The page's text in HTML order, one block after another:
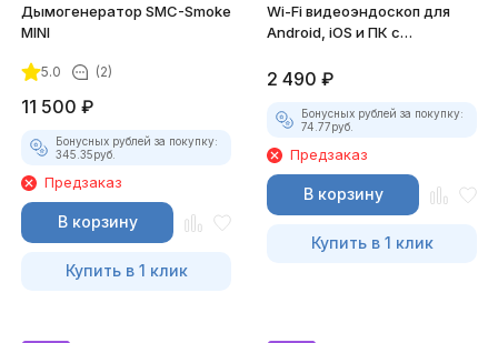
Дымогенератор SMC-Smoke
MINI
5.0 (2)
11 500 ₽
Бонусных рублей за покупку:
345.35руб.
Предзаказ
В корзину
Купить в 1 клик
Wi-Fi видеоэндоскоп для
Android, iOS и ПК с
2 490 ₽
Бонусных рублей за покупку:
74.77руб.
Предзаказ
В корзину
Купить в 1 клик